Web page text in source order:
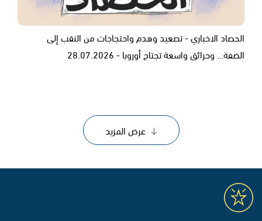
الحصاد الاخباري - تصعيد وهدم واحتجاجات من النقب إلى
الضفة… وحرائق واسعة تجتاح أوروبا - 28.07.2026
عرض المزيد